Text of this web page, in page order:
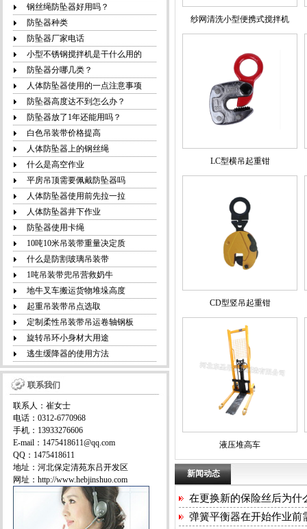
钢丝绳防坠器好用吗？
防坠器种类
防坠器厂家电话
小型不锈钢搅拌机是干什么用的
防坠器分哪几类？
人体防坠器使用的一点注意事项
防坠器高度达不到怎么办？
防坠器放了1年还能用吗？
白色吊装带价格提高
人体防坠器上的钢丝绳
什么是高空作业
平房吊顶需要佩戴防坠器吗
人体防坠器使用前先拉一拉
人体防坠器井下作业
防坠器使用卡绳
10吨10米吊装带重量决定质
什么是防割玻璃吊装带
1吨吊装带兜吊营救奶牛
地牛叉车搬运货物堆垛高度
起重吊装带吊点选取
定制柔性吊装带吊运卷轴钢板
旋转吊环小身材大用途
逃生缓降器的使用方法
联系我们
联系人：崔女士
电话：0312-6770968
手机：13933276606
E-mail：1475418611@qq.com
QQ：1475418611
地址：河北保定清苑东吕开发区
网址：http://www.hebjinshuo.com
纱网清洗小型便携式搅拌机
LC型横吊起重钳
CD型竖吊起重钳
液压堆高车
新闻动态
在更换新的保险丝后为什
弹簧平衡器在开始作业前